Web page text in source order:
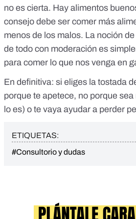
no es cierta. Hay alimentos
consejo debe ser comer más
menos de los malos. La noción
de todo con moderación es
para comer lo que nos venga en
En definitiva: si eliges la tostada
porque te apetece, no porque
lo es) o te vaya ayudar a perder
ETIQUETAS:
#Consultorio y dudas